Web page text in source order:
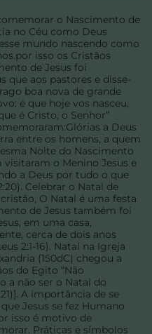
o Nascimento de
no Céu como Deus
mundo nascendo como
isso os Cristãos
de Jesus foi
que aos pastores e disse-
boa nova de grande
é que hoje vos nasceu,
é Cristo, o Senhor”
a Deus
entre os homens, a quem
Noite do Nascimento
visitaram o Menino Jesus e
a Deus por tudo o que
Celebrar o Natal de
O Natal é uma festa
de Jesus também foi
em uma casa,
cerca de dois anos
2:1-16). Natal na Igreja
(150dC) chegou a
do Egito “Não
a não ser o Natal do
A importância de se
Jesus se fez Humano
isso é motivo de
Práticas e símbolos